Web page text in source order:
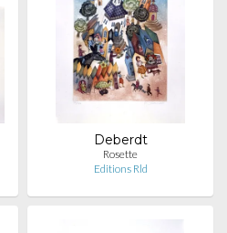
Deberdt
Rosette
Editions Rld